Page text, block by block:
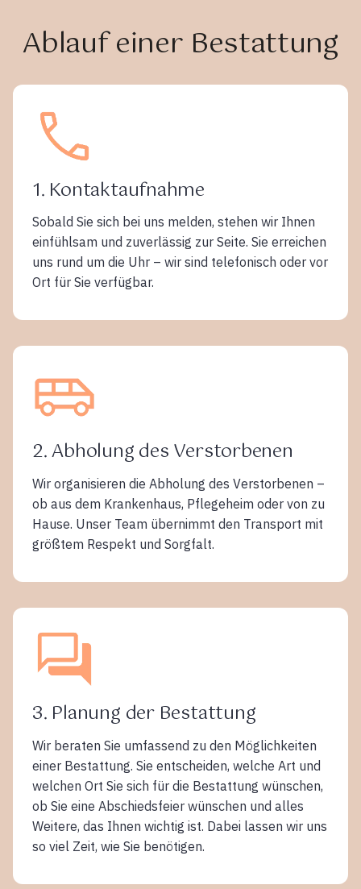
Ablauf einer Bestattung
1. Kontaktaufnahme
Sobald Sie sich bei uns melden, stehen wir Ihnen
einfühlsam und zuverlässig zur Seite. Sie erreichen
uns rund um die Uhr – wir sind telefonisch oder vor
Ort für Sie verfügbar.
2. Abholung des Verstorbenen
Wir organisieren die Abholung des Verstorbenen –
ob aus dem Krankenhaus, Pflegeheim oder von zu
Hause. Unser Team übernimmt den Transport mit
größtem Respekt und Sorgfalt.
3. Planung der Bestattung
Wir beraten Sie umfassend zu den Möglichkeiten
einer Bestattung. Sie entscheiden, welche Art und
welchen Ort Sie sich für die Bestattung wünschen,
ob Sie eine Abschiedsfeier wünschen und alles
Weitere, das Ihnen wichtig ist. Dabei lassen wir uns
so viel Zeit, wie Sie benötigen.